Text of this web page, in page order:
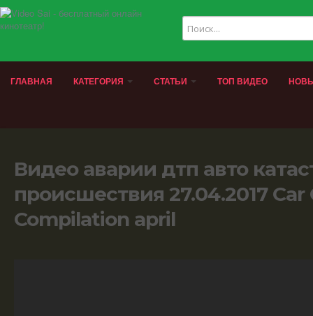
ГЛАВНАЯ КАТЕГОРИЯ СТАТЬИ ТОП ВИДЕО
Видео аварии дтп авто
происшествия 27.04.2017 Car
Compilation april